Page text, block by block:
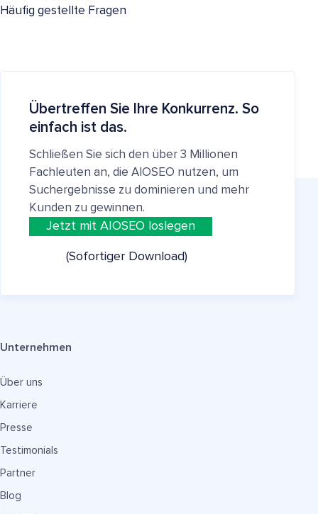
Häufig gestellte Fragen
Übertreffen Sie Ihre Konkurrenz. So
einfach ist das.
Schließen Sie sich den über 3 Millionen
Fachleuten an, die AIOSEO nutzen, um
Suchergebnisse zu dominieren und mehr
Kunden zu gewinnen.
Jetzt mit AIOSEO loslegen
(Sofortiger Download)
Unternehmen
Über uns
Karriere
Presse
Testimonials
Partner
Blog